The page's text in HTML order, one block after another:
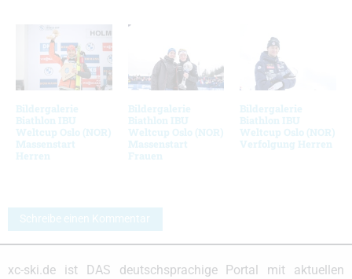
Bildergalerie
Biathlon IBU
Weltcup Oslo (NOR)
Massenstart
Herren
Bildergalerie
Biathlon IBU
Weltcup Oslo (NOR)
Massenstart
Frauen
Bildergalerie
Biathlon IBU
Weltcup Oslo (NOR)
Verfolgung Herren
Schreibe einen Kommentar
xc-ski.de ist DAS deutschsprachige Portal mit aktuellen